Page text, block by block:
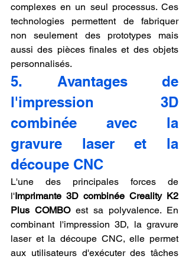
complexes en un seul processus. Ces
technologies permettent de fabriquer
non seulement des prototypes mais
aussi des pièces finales et des objets
personnalisés.
5. Avantages de
l'impression 3D
combinée avec la
gravure laser et la
découpe CNC
L'une des principales forces de
l'Imprimante 3D combinée Creality K2
Plus COMBO est sa polyvalence. En
combinant l'impression 3D, la gravure
laser et la découpe CNC, elle permet
aux utilisateurs d'exécuter des tâches